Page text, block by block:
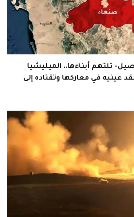
تلتهم أبناءها.. الميليشيا
عينيه في معاركها وتقتاده إلى